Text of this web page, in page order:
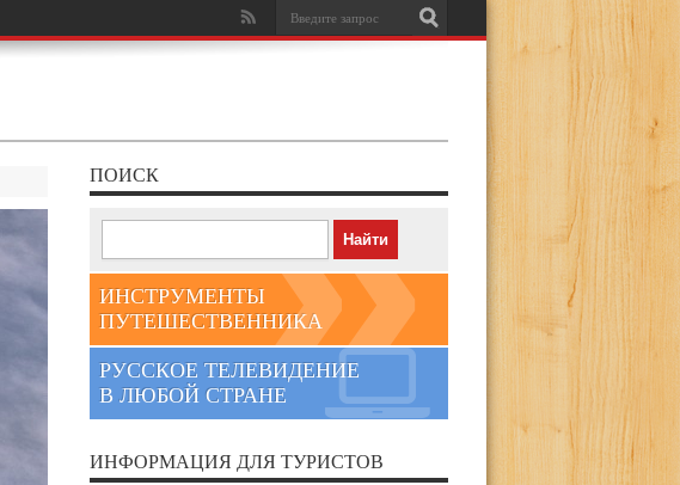
ПОИСК
ИНСТРУМЕНТЫ
ПУТЕШЕСТВЕННИКА
РУССКОЕ ТЕЛЕВИДЕНИЕ
В ЛЮБОЙ СТРАНЕ
ИНФОРМАЦИЯ ДЛЯ ТУРИСТОВ